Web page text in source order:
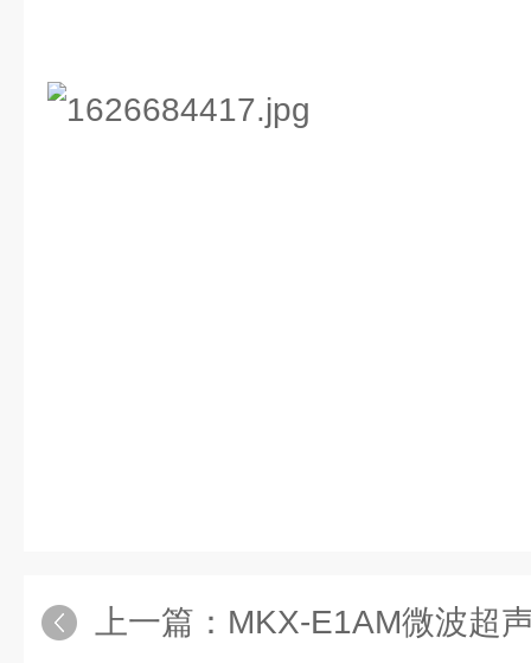
上一篇： MKX-E1AM微波超